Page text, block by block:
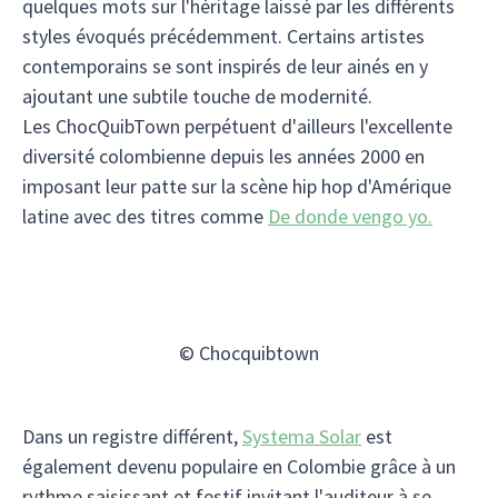
quelques mots sur l'héritage laissé par les différents
styles évoqués précédemment. Certains artistes
contemporains se sont inspirés de leur ainés en y
ajoutant une subtile touche de modernité.
Les ChocQuibTown perpétuent d'ailleurs l'excellente
diversité colombienne depuis les années 2000 en
imposant leur patte sur la scène hip hop d'Amérique
latine avec des titres comme De donde vengo yo.
© Chocquibtown
Dans un registre différent,Systema Solar est
également devenu populaire en Colombie grâce à un